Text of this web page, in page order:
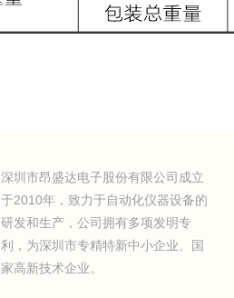
深圳市昂盛达电子股份有限公司成立
于2010年，致力于自动化仪器设备的
研发和生产，公司拥有多项发明专
利，为深圳市专精特新中小企业、国
家高新技术企业。